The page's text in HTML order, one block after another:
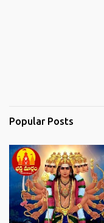
Popular Posts